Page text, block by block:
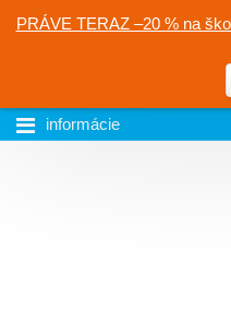
PRÁVE TERAZ –20 % na
informácie